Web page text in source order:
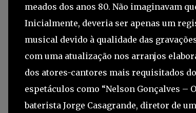
meados dos anos 80. Não imaginavam
Inicialmente, deveria ser apenas um
musical devido à qualidade das
com uma atualização nos arranjos
dos atores-cantores mais requisitados
espetáculos como “Nelson Gonçalves –
baterista Jorge Casagrande, diretor de